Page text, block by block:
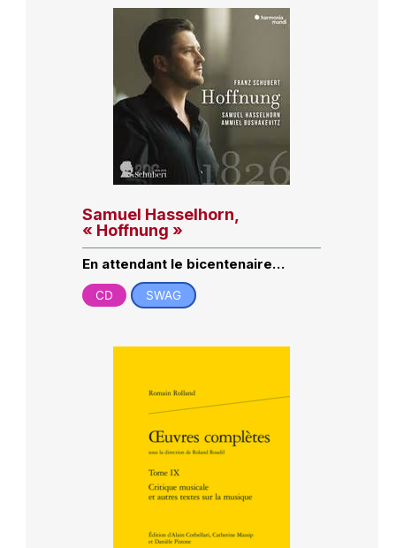
Samuel Hasselhorn,
« Hoffnung »
En attendant le bicentenaire…
CD SWAG